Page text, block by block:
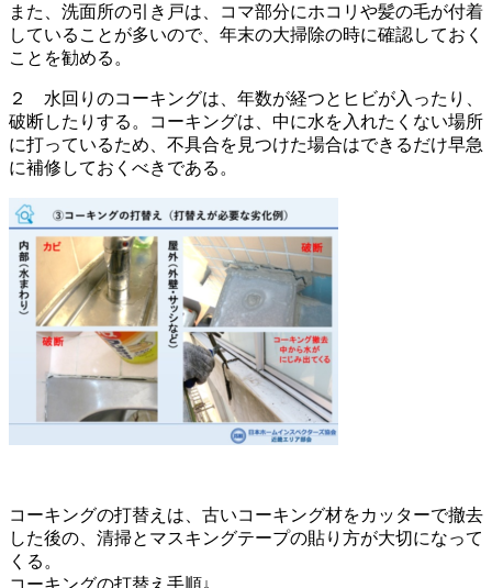
また、洗面所の引き戸は、コマ部分にホコリや髪の毛が付着
していることが多いので、年末の大掃除の時に確認しておく
ことを勧める。
２ 水回りのコーキングは、年数が経つとヒビが入ったり、
破断したりする。コーキングは、中に水を入れたくない場所
に打っているため、不具合を見つけた場合はできるだけ早急
に補修しておくべきである。
コーキングの打替えは、古いコーキング材をカッターで撤去
した後の、清掃とマスキングテープの貼り方が大切になって
くる。
コーキングの打替え手順↓